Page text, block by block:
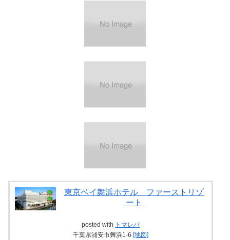
東京ベイ舞浜ホテル ファーストリゾ
ート
posted with トマレバ
千葉県浦安市舞浜1-6 [地図]